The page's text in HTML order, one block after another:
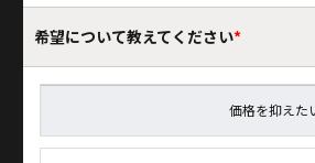
希望について教えてください*
価格を抑えた